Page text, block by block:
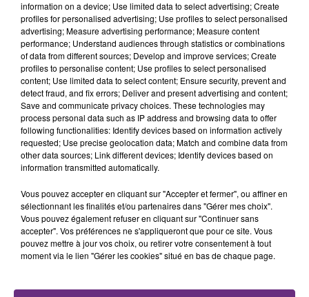
conviés !
11h44
11h44
Shut Up !
11h41
11h41
What You Want
11h38
11h38 11h35
11h35
information on a device; Use limited data to select advertising; Create
profiles for personalised advertising; Use profiles to select personalised
advertising; Measure advertising performance; Measure content
performance; Understand audiences through statistics or combinations
of data from different sources; Develop and improve services; Create
profiles to personalise content; Use profiles to select personalised
content; Use limited data to select content; Ensure security, prevent and
detect fraud, and fix errors; Deliver and present advertising and content;
Save and communicate privacy choices. These technologies may
process personal data such as IP address and browsing data to offer
following functionalities: Identify devices based on information actively
requested; Use precise geolocation data; Match and combine data from
other data sources; Link different devices; Identify devices based on
information transmitted automatically.
Vous pouvez accepter en cliquant sur "Accepter et fermer", ou affiner en
sélectionnant les finalités et/ou partenaires dans "Gérer mes choix".
Vous pouvez également refuser en cliquant sur "Continuer sans
accepter". Vos préférences ne s'appliqueront que pour ce site. Vous
pouvez mettre à jour vos choix, ou retirer votre consentement à tout
moment via le lien "Gérer les cookies" situé en bas de chaque page.